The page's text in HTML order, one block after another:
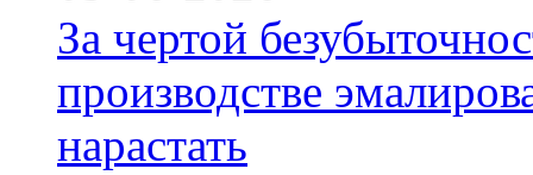
За чертой
производстве
нарастать